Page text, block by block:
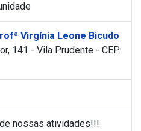
Virgínia Leone Bicudo
141 - Vila Prudente - CEP:
nossas atividades!!!